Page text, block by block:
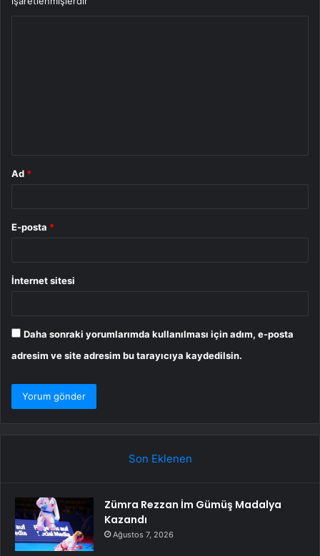
Ad *
E-posta *
İnternet sitesi
Daha sonraki yorumlarımda kullanılması için adım, e-posta
adresim ve site adresim bu tarayıcıya kaydedilsin.
Son Eklenen
Zümra Rezzan İm Gümüş Madalya
Kazandı
Ağustos 7, 2026